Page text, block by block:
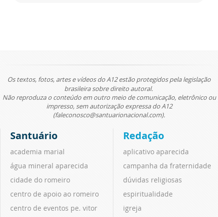
Os textos, fotos, artes e vídeos do A12 estão protegidos pela legislação
brasileira sobre direito autoral.
Não reproduza o conteúdo em outro meio de comunicação, eletrônico ou
impresso, sem autorização expressa do A12
(faleconosco@santuarionacional.com).
Santuário
academia marial
água mineral aparecida
cidade do romeiro
centro de apoio ao romeiro
centro de eventos pe. vitor
Redação
aplicativo aparecida
campanha da fraternidade
dúvidas religiosas
espiritualidade
igreja